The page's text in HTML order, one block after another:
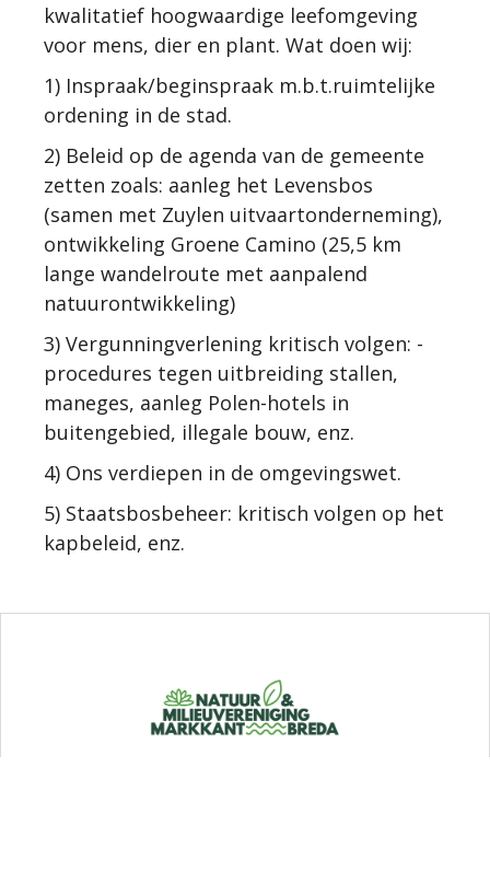
kwalitatief hoogwaardige leefomgeving
voor mens, dier en plant. Wat doen wij:
1) Inspraak/beginspraak m.b.t.ruimtelijke
ordening in de stad.
2) Beleid op de agenda van de gemeente
zetten zoals: aanleg het Levensbos
(samen met Zuylen uitvaartonderneming),
ontwikkeling Groene Camino (25,5 km
lange wandelroute met aanpalend
natuurontwikkeling)
3) Vergunningverlening kritisch volgen: -
procedures tegen uitbreiding stallen,
maneges, aanleg Polen-hotels in
buitengebied, illegale bouw, enz.
4) Ons verdiepen in de omgevingswet.
5) Staatsbosbeheer: kritisch volgen op het
kapbeleid, enz.